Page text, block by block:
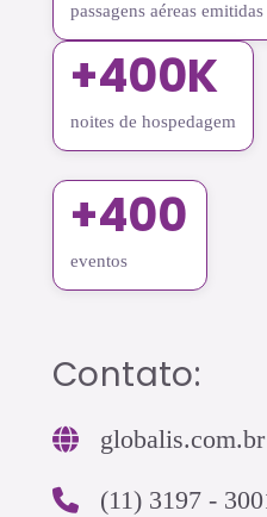
passagens aéreas emitidas
+400K
noites de hospedagem
+400
eventos
Contato:
globalis.com.br
(11) 3197 -